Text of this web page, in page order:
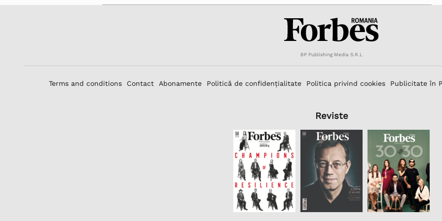
BP Publishing Media S.R.L
Terms and conditions Contact Abonamente Politică de confidențialitate Politica privind cookies Publicitate în
Reviste